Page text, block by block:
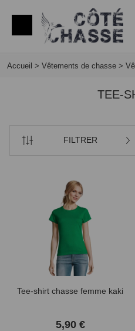
Accueil > Vêtements de chasse >
TEE-
FILTRER
Tee-shirt chasse femme kaki
5,90 €